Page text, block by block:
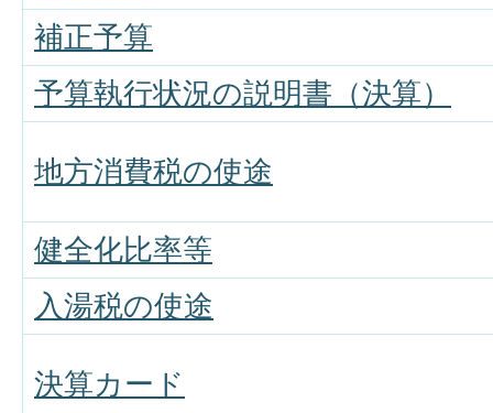
補正予算
予算執行状況の説明書（決算）
地方消費税の使途
健全化比率等
入湯税の使途
決算カード